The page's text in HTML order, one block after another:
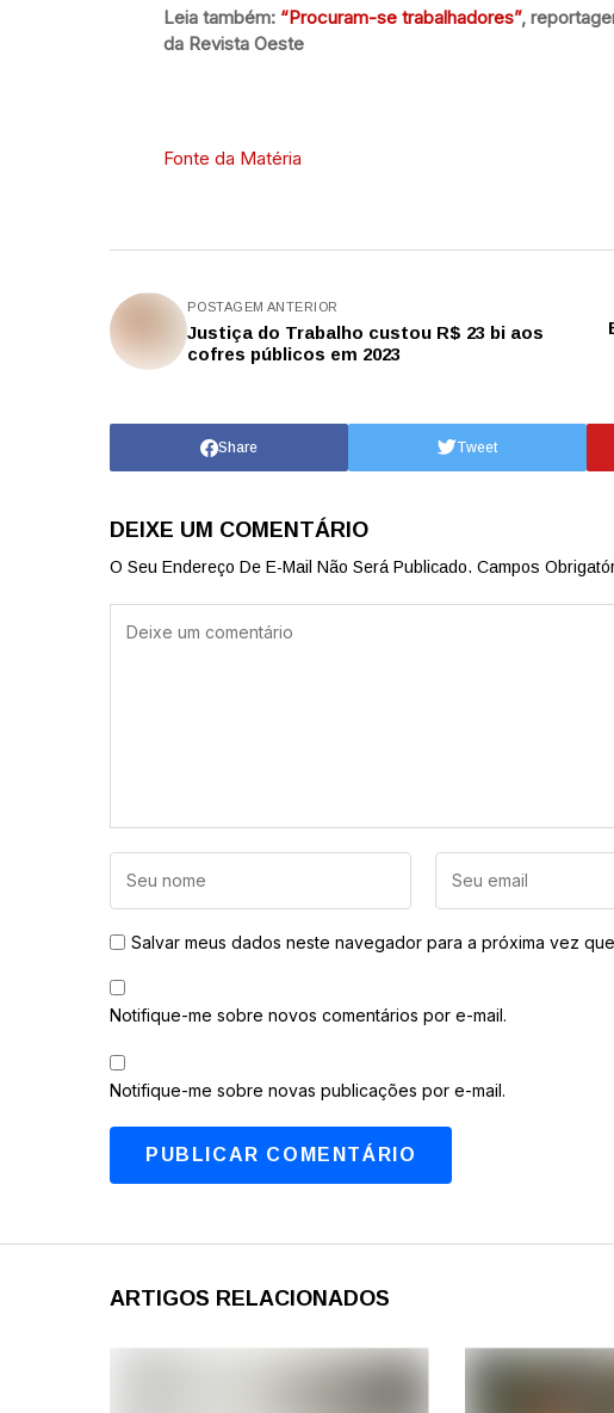
Leia também: “Procuram-se trabalhadores”,
da Revista Oeste
Fonte da Matéria
POSTAGEM ANTERIOR
Justiça do Trabalho custou R$ 23 bi aos
cofres públicos em 2023
Share Tweet
DEIXE UM COMENTÁRIO
O Seu Endereço De E-Mail Não Será Publicado. Campos
Salvar meus dados neste navegador para a próxima vez
Notifique-me sobre novos comentários por e-mail.
Notifique-me sobre novas publicações por e-mail.
ARTIGOS RELACIONADOS